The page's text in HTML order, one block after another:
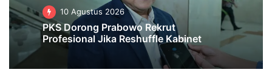
10 Agustus 2026
PKS Dorong Prabowo Rekrut
Profesional Jika Reshuffle Kabinet